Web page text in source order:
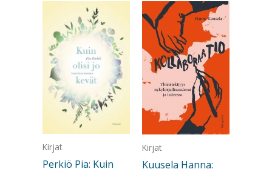
Kirjat
Perkiö Pia: Kuin
Kirjat
Kuusela Hanna: